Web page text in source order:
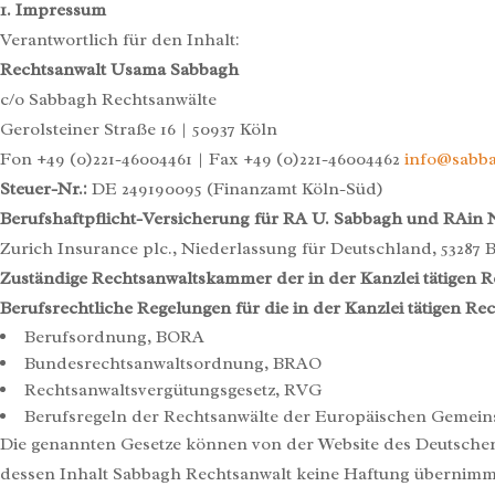
1. Impressum
Verantwortlich für den Inhalt:
Rechtsanwalt Usama Sabbagh
c/o Sabbagh Rechtsanwälte
Gerolsteiner Straße 16 | 50937 Köln
Fon +49 (0)221-46004461 | Fax +49 (0)221-46004462
Steuer-Nr.: DE 249190095 (Finanzamt Köln-Süd)
Berufshaftpflicht-Versicherung für RA U. Sabbagh und RAin
Zurich Insurance plc., Niederlassung für Deutschland, 53287
Zuständige Rechtsanwaltskammer der in der Kanzlei tätigen
Berufsrechtliche Regelungen für die in der Kanzlei tätigen
Berufsordnung, BORA
Bundesrechtsanwaltsordnung, BRAO
Rechtsanwaltsvergütungsgesetz, RVG
Berufsregeln der Rechtsanwälte der Europäischen
Die genannten Gesetze können von der Website des
dessen Inhalt Sabbagh Rechtsanwalt keine Haftung